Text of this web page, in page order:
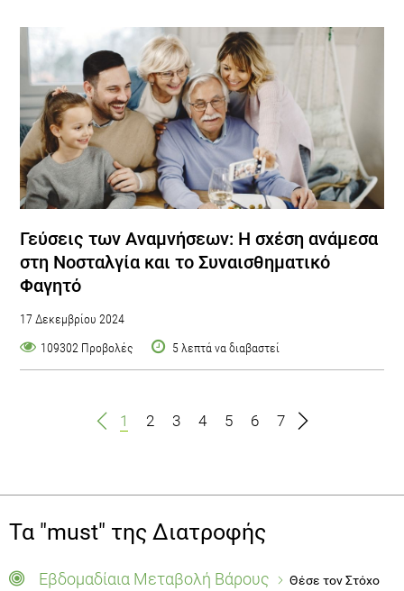
Γεύσεις των Αναμνήσεων: Η σχέση ανάμεσα
στη Νοσταλγία και το Συναισθηματικό
Φαγητό
17 Δεκεμβρίου 2024
109302 Προβολές
5 λεπτά να διαβαστεί
1 2 3 4 5 6 7
Τα "must" της Διατροφής
Εβδομαδίαια Μεταβολή Βάρους
Θέσε τον Στόχο